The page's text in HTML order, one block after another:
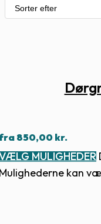
850,00 kr.
MULIGHEDER
kan